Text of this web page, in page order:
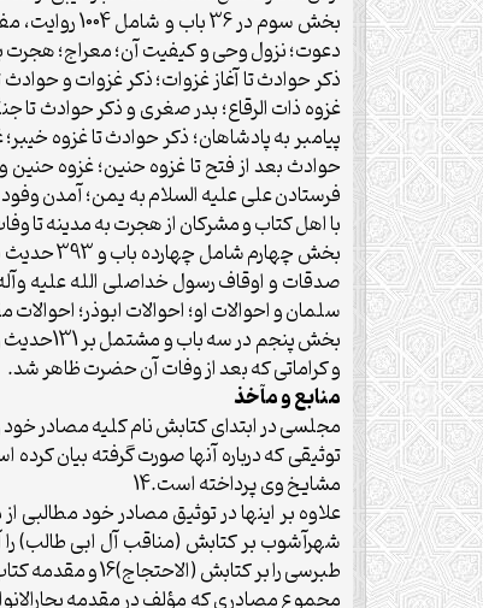
بخش سوم
دعوت؛ نزول وحى و كيفيت آن؛ معراج؛ هجرت
ذكر حوادث تا آغاز غزوات؛ ذكر غزوات و حوادث
غزوه ذات الرقاع؛ بدر صغرى و ذكر حوادث
پيامبر به پادشاهان؛ ذكر حوادث تا غزوه
حوادث بعد از فتح تا غزوه حنين؛ غزوه
فرستادن على عليه السلام به يمن؛ آمدن
با اهل كتاب و مشركان از هجرت به مدينه تا
بخش
صدقات و اوقاف رسول خداصلى الله عليه
سلمان و احوالات او؛ احوالات ابوذر؛
بخش
و كراماتى كه بعد از وفات آن حضرت ظاهر شد.
منابع و مآخذ
مشايخ وى پرداخته است.14
علاوه بر اينها در توثيق مصادر خود مطالبى
طبرسى را بر كتابش (الاحتجاج)16 و مقدمه كتاب سليم بن قيس هلالى 17 و چند كتاب ديگر را آورده است كه كمك بسيار به نقد و بررسى روايات آنها مى نمايد.